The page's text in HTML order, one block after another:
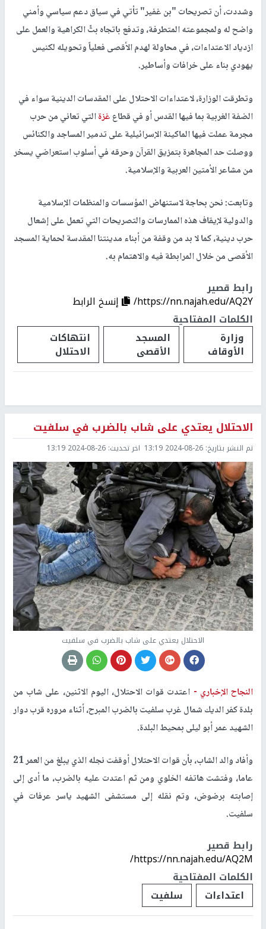
وشددت، أن تصريحات "بن غفير" تأتي في سياق دعم سياسي وأمني
واضح له ولمجموعته المتطرفة، وتدفع باتجاه بثِّ الكراهية والعمل على
ازدياد الاعتداءات، في محاولة لهدم الأقصى فعلياً وتحويله لكنيس
يهودي بناء على خرافات وأساطير.
وتطرقت الوزارة، لاعتداءات الاحتلال على المقدسات الدينية سواء في
الضفة الغربية بما فيها القدس أو في قطاعغزةالتي تعاني من حرب
مجرمة عملت فيها الماكينة الإسرائيلية على تدمير المساجد والكنائس
ووصلت حد المجاهرة بتمزيق القرآن وحرقه في أسلوب استعراضي يسخر
من مشاعر الأمتين العربية والإسلامية.
وتابعت: نحن بحاجة لاستنهاض المؤسسات والمنظمات الإسلامية
والدولية لإيقاف هذه الممارسات والتصريحات التي تعمل على إشعال
حرب دينية، كما لا بد من وقفة من أبناء مدينتنا المقدسة لحماية المسجد
الأقصى من خلال المرابطة فيه والاهتمام به.
رابط قصير
https://nn.najah.edu/AQ2Y/
إنسخ الرابط
الكلمات المفتاحية
وزارة
الأوقاف
المسجد
الأقصى
انتهاكات
الاحتلال
الاحتلال يعتدي على شاب بالضرب في سلفيت
تم النشر بتاريخ: 2024-08-26 13:19 اخر تحديث: 2024-08-26 13:19
الاحتلال يعتدي على شاب بالضرب في سلفيت
النجاح الإخباري - اعتدت قوات الاحتلال، اليوم الاثنين، على شاب من
بلدة كفر الديك شمال غرب سلفيت بالضرب المبرح، أثناء مروره قرب دوار
الشهيد عمر أبو ليلى بمحيط البلدة.
وأفاد والد الشاب، بأن قوات الاحتلال أوقفت نجله الذي يبلغ من العمر 21
عاما، وفتشت هاتفه الخلوي ومن ثم اعتدت عليه بالضرب، ما أدى إلى
إصابته برضوض، وتم نقله إلى مستشفى الشهيد ياسر عرفات في
سلفيت.
رابط قصير
https://nn.najah.edu/AQ2M/
الكلمات المفتاحية
اعتداءات
سلفيت